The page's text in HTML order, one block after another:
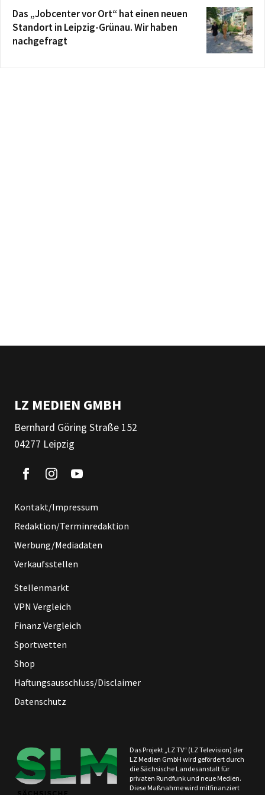
Das „Jobcenter vor Ort“ hat einen neuen
Standort in Leipzig-Grünau. Wir haben
nachgefragt
LZ MEDIEN GMBH
Bernhard Göring Straße 152
04277 Leipzig
Kontakt/Impressum
Redaktion/Terminredaktion
Werbung/Mediadaten
Verkaufsstellen
Stellenmarkt
VPN Vergleich
Finanz Vergleich
Sportwetten
Shop
Haftungsausschluss/Disclaimer
Datenschutz
Das Projekt „LZ TV“ (LZ Television) der
LZ Medien GmbH wird gefördert durch
die Sächsische Landesanstalt für
privaten Rundfunk und neue Medien.
Diese Maßnahme wird mitfinanziert